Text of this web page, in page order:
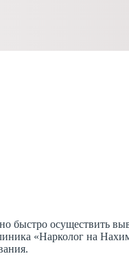
осуществить
«Нарколог на